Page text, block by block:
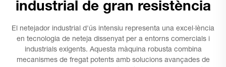
industrial de gran resistència
El netejador industrial d'ús intensiu representa una excel·lència
en tecnologia de neteja dissenyat per a entorns comercials i
industrials exigents. Aquesta màquina robusta combina
mecanismes de fregat potents amb solucions avançades de